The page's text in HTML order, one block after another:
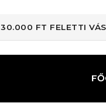
30.000 FT FELETTI